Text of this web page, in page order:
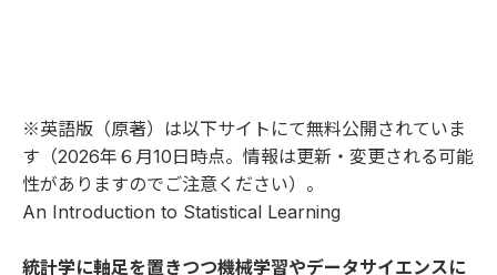
※英語版（原著）は以下サイトにて無料公開されていま
す（2026年６月10日時点。情報は更新・変更される可能
性がありますのでご注意ください）。
An Introduction to Statistical Learning
統計学に軸足を置きつつ機械学習やデータサイエンスに